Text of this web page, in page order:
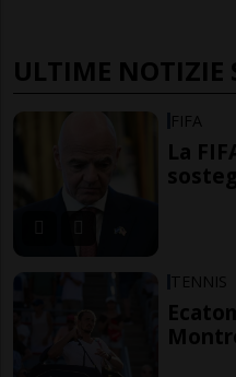
ULTIME NOTIZIE
FIFA
La
TENNIS